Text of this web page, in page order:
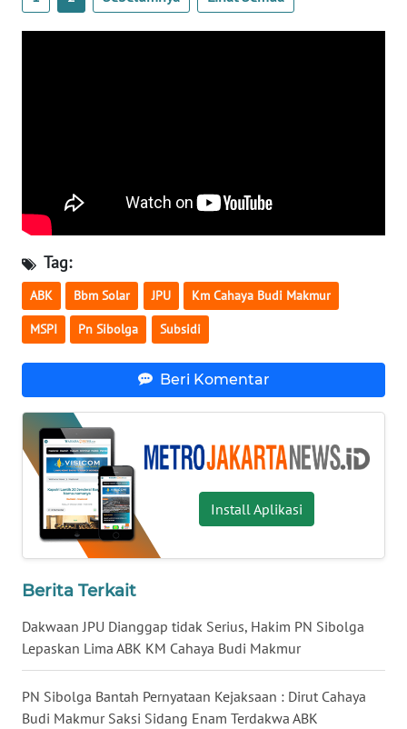
Tag:
ABK Bbm Solar JPU Km Cahaya Budi Makmur
MSPI Pn Sibolga Subsidi
Beri Komentar
Install Aplikasi
Berita Terkait
Dakwaan JPU Dianggap tidak Serius, Hakim PN Sibolga
Lepaskan Lima ABK KM Cahaya Budi Makmur
PN Sibolga Bantah Pernyataan Kejaksaan : Dirut Cahaya
Budi Makmur Saksi Sidang Enam Terdakwa ABK
KALTIM
SULSEL
WN
GORONTALO
SULUT
WN
MALUKU
WN
MALUT
WN
DAIRI
WN
DANAU